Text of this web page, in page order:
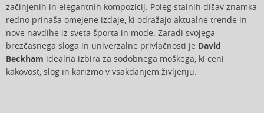
začinjenih in elegantnih kompozicij. Poleg stalnih dišav znamka
redno prinaša omejene izdaje, ki odražajo aktualne trende in
nove navdihe iz sveta športa in mode. Zaradi svojega
brezčasnega sloga in univerzalne privlačnosti je David
Beckham idealna izbira za sodobnega moškega, ki ceni
kakovost, slog in karizmo v vsakdanjem življenju.